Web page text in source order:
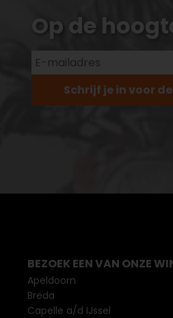
Op de
Schrijf je in voor
BEZOEK EEN VAN ONZE
Apeldoorn
Breda
Capelle a/d IJssel